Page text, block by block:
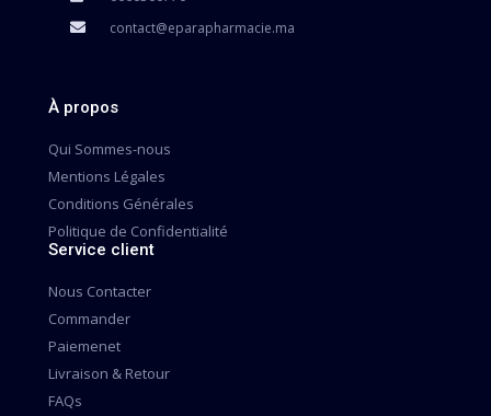
contact@eparapharmacie.ma
À propos
Qui Sommes-nous
Mentions Légales
Conditions Générales
Politique de Confidentialité
Service client
Nous Contacter
Commander
Paiemenet
Livraison & Retour
FAQs